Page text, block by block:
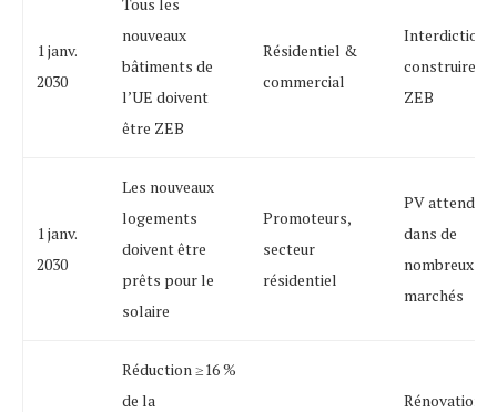
1 janv.
2030
nouveaux
bâtiments de
l’UE doivent
être ZEB
Résidentiel &
commercial
Interdiction
construire
ZEB
1 janv.
2030
Les nouveaux
logements
doivent être
prêts pour le
solaire
Promoteurs,
secteur
résidentiel
PV attendu
dans de
nombreux
marchés
Réduction ≥16 %
de la
Rénovation